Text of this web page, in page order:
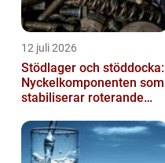
12 juli 2026
Stödlager och stöddocka:
Nyckelkomponenten som
stabiliserar roterande